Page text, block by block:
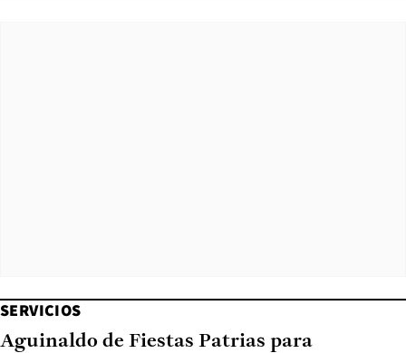
SERVICIOS
Aguinaldo de Fiestas Patrias para